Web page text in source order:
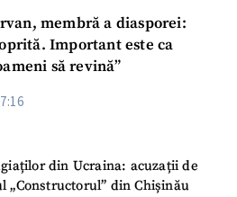
membră a diasporei:
Important este ca
să revină”
din Ucraina: acuzații de
„Constructorul” din Chișinău